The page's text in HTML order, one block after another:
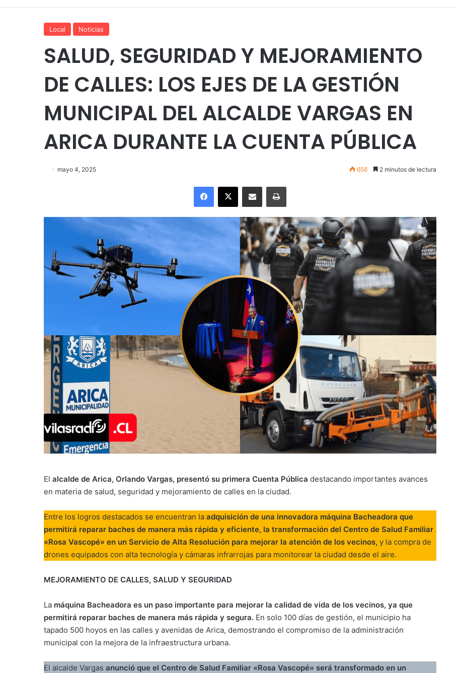
Local Noticias
SALUD, SEGURIDAD Y MEJORAMIENTO
DE CALLES: LOS EJES DE LA GESTIÓN
MUNICIPAL DEL ALCALDE VARGAS EN
ARICA DURANTE LA CUENTA PÚBLICA
mayo 4, 2025 656 2 minutos de lectura
Facebook
X Enviar vía email Imprimir
El alcalde de Arica, Orlando Vargas, presentó su primera Cuenta Pública destacando importantes avances
en materia de salud, seguridad y mejoramiento de calles en la ciudad.
Entre los logros destacados se encuentran la adquisición de una innovadora máquina Bacheadora que
permitirá reparar baches de manera más rápida y eficiente, la transformación del Centro de Salud Familiar
«Rosa Vascopé» en un Servicio de Alta Resolución para mejorar la atención de los vecinos, y la compra de
drones equipados con alta tecnología y cámaras infrarrojas para monitorear la ciudad desde el aire.
MEJORAMIENTO DE CALLES, SALUD Y SEGURIDAD
La máquina Bacheadora es un paso importante para mejorar la calidad de vida de los vecinos, ya que
permitirá reparar baches de manera más rápida y segura. En solo 100 días de gestión, el municipio ha
tapado 500 hoyos en las calles y avenidas de Arica, demostrando el compromiso de la administración
municipal con la mejora de la infraestructura urbana.
El alcalde Vargas anunció que el Centro de Salud Familiar «Rosa Vascopé» será transformado en un